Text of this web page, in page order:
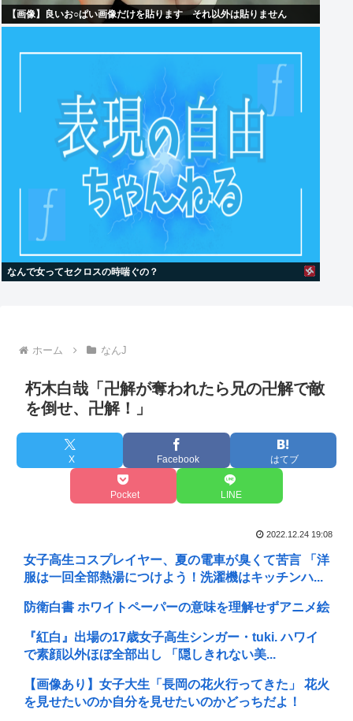
【画像】良いお○ぱい画像だけを貼ります それ以外は貼りません
なんで女ってセクロスの時喘ぐの？
ホーム なんJ
朽木白哉「卍解が奪われたら兄の卍解で敵
を倒せ、卍解！」
X Facebook はてブ
Pocket LINE
2022.12.24 19:08
女子高生コスプレイヤー、夏の電車が臭くて苦言 「洋
服は一回全部熱湯につけよう！洗濯機はキッチンハ...
防衛白書 ホワイトペーパーの意味を理解せずアニメ絵
『紅白』出場の17歳女子高生シンガー・tuki. ハワイ
で素顔以外ほぼ全部出し 「隠しきれない美...
【画像あり】女子大生「長岡の花火行ってきた」 花火
を見せたいのか自分を見せたいのかどっちだよ！